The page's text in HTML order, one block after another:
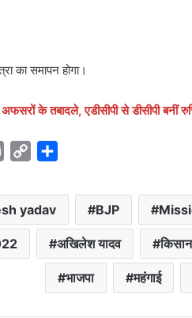
का समापन होगा।
के तबादले, एडीसीपी से डीसीपी बनीं
a
i
l
p
y
L
a
e
yadav BJP
अखिलेश यादव
भाजपा महंगाई